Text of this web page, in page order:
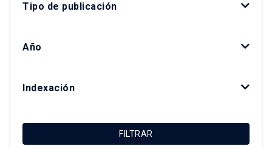
Gonzalo Salazar Preece
Tipo de publicación
Año
Indexación
FILTRAR